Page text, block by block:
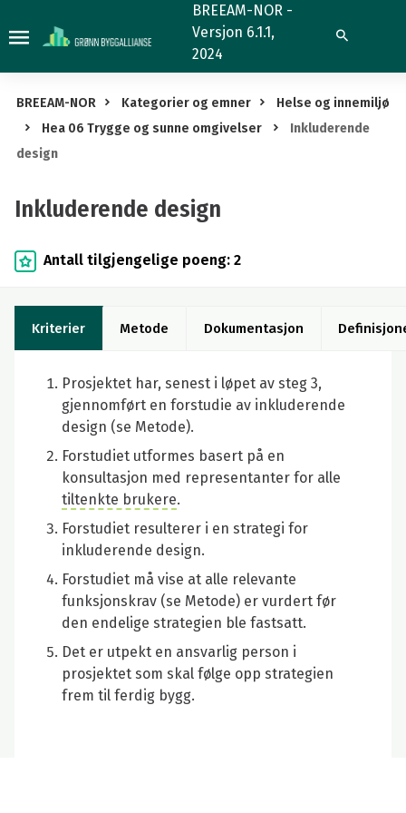
design
BREEAM-NOR -
Versjon 6.1.1,
2024
Søk
BREEAM-NOR Kategorier og emner
Helse og innemiljø
Hea 06 Trygge og sunne omgivelser
Inkluderende
design
Inkluderende design
Antall tilgjengelige poeng: 2
Kriterier Metode Dokumentasjon
Prosjektet har, senest i løpet av steg 3,
gjennomført en forstudie av inkluderende
design (se Metode).
Forstudiet utformes basert på en
konsultasjon med representanter for alle
tiltenkte brukere.
Forstudiet resulterer i en strategi for
inkluderende design.
Forstudiet må vise at alle relevante
funksjonskrav (se Metode) er vurdert før
den endelige strategien ble fastsatt.
Det er utpekt en ansvarlig person i
prosjektet som skal følge opp strategien
frem til ferdig bygg.